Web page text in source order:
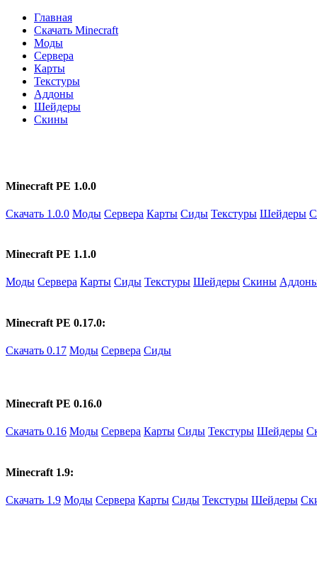
Главная
Скачать Minecraft
Моды
Сервера
Карты
Текстуры
Аддоны
Шейдеры
Скины
Minecraft PE 1.0.0
Скачать 1.0.0 Моды Сервера Карты Сиды Текстуры Шейдеры
Minecraft PE 1.1.0
Моды Сервера Карты Сиды Текстуры Шейдеры Скины
Minecraft PE 0.17.0:
Скачать 0.17 Моды Сервера Сиды
Minecraft PE 0.16.0
Скачать 0.16 Моды Сервера Карты Сиды Текстуры Шейдеры
Minecraft 1.9:
Скачать 1.9 Моды Сервера Карты Сиды Текстуры Шейдеры